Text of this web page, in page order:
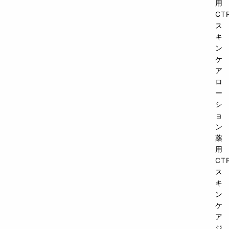
用
ス
キ
ン
ケ
ア
ロ
ー
シ
ョ
ン
薬
用
ス
キ
ン
ケ
ア